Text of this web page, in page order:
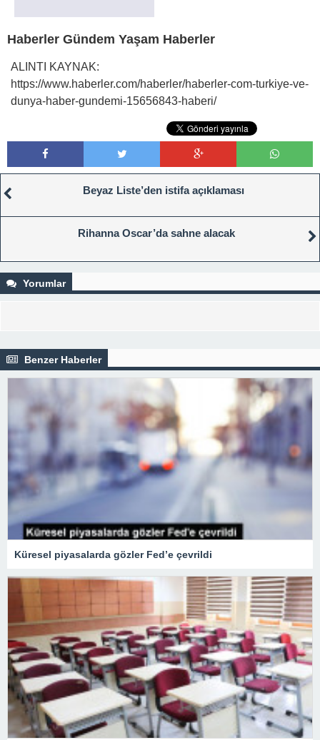
Haberler Gündem Yaşam Haberler
ALINTI KAYNAK:
https://www.haberler.com/haberler/haberler-com-turkiye-ve-
dunya-haber-gundemi-15656843-haberi/
Beyaz Liste’den istifa açıklaması
Rihanna Oscar’da sahne alacak
Yorumlar
Benzer Haberler
Küresel piyasalarda gözler Fed’e çevrildi